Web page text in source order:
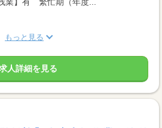
もっと見る
人詳細を見る